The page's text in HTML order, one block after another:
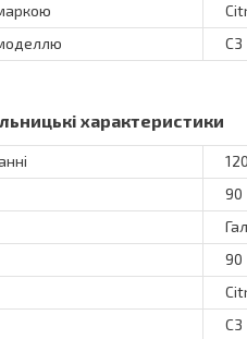
моделлю
C3
характеристики
90
90
C3